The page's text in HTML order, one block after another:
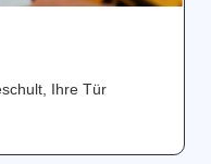
Ihre Tür